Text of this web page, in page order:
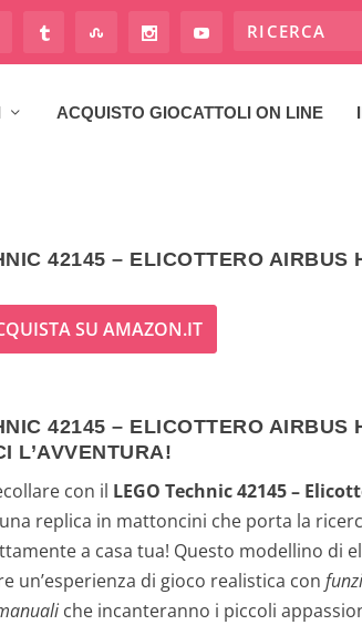
ACQUISTO GIOCATTOLI ON LINE
42145 – ELICOTTERO AIRBUS
SU AMAZON.IT
42145 – ELICOTTERO AIRBUS
L’AVVENTURA!
con il LEGO Technic 42145 –
replica in mattoncini che porta la
a casa tua! Questo modellino di
un’esperienza di gioco realistica con
che incanteranno i piccoli